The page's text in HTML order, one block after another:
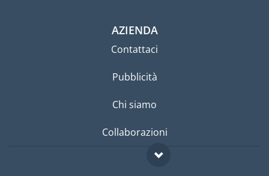
AZIENDA
Contattaci
Pubblicità
Chi siamo
Collaborazioni